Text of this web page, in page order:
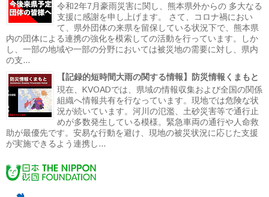
令和2年7月豪雨災害に関し、熊本県外からの 多大なる
支援に感謝を申し上げます。 さて、コロナ禍におい
て、県外団体の来県を留保している状況下で、熊本県
内の団体による連携の強化を模索しての活動を行っています。しか
し、一部の地域や一部の分野においては被災地の需要に対し、県内
の支...
【記録的短時間大雨の関する情報】防災情報くまもと
現在、KVOADでは、県域の情報収集および全国の関係
組織へ情報共有を行なっています。現地では危険な状
況が続いています。河川の氾濫、土砂災害等で通行止
めが多数発生している模様。緊急車両の通行や人命救
助が最優先です。安易な行動を避け、現地の被災状況に応じた支援
が実施できるよう連携し...